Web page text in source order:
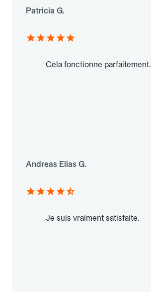
Patricia G.
Cela fonctionne parfaitement.
Andreas Elias G.
Je suis vraiment satisfaite.